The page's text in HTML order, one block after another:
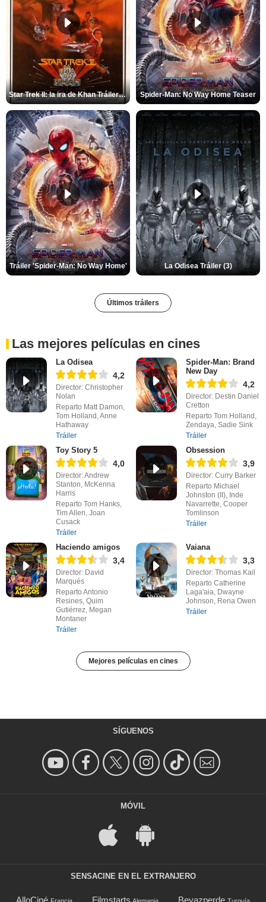
Star Trek II: la ira de Khan Tráiler VO Spider-Man: No Way Home Teaser
Tráiler 'Spider-Man: No Way Home' La Odisea Tráiler (3)
Últimos tráilers
Las mejores películas en cines
La Odisea
4,2
Director: Christopher
Nolan
Reparto Matt Damon,
Tom Holland, Anne
Hathaway
Tráiler
Spider-Man: Brand
New Day
4,2
Director: Destin Daniel
Cretton
Reparto Tom Holland,
Zendaya, Sadie Sink
Tráiler
Toy Story 5
4,0
Director: Andrew
Stanton, McKenna
Harris
Reparto Tom Hanks,
Tim Allen, Joan
Cusack
Tráiler
Obsession
3,9
Director: Curry Barker
Reparto Michael
Johnston (II), Inde
Navarrette, Cooper
Tomlinson
Tráiler
Haciendo amigos
3,4
Director: David
Marqués
Reparto Antonio
Resines, Quim
Gutiérrez, Megan
Montaner
Tráiler
Vaiana
3,3
Director: Thomas Kail
Reparto Catherine
Laga'aia, Dwayne
Johnson, Rena Owen
Tráiler
Mejores películas en cines
SÍGUENOS
MÓVIL
SENSACINE EN EL EXTRANJERO
AlloCiné Filmstarts Beyazperde